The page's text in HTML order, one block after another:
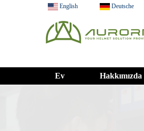
English Deutsche
Ev Hakkımızda